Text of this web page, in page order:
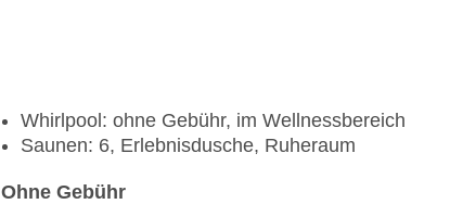
Whirlpool: ohne Gebühr, im Wellnessbereich
Saunen: 6, Erlebnisdusche, Ruheraum
Ohne Gebühr